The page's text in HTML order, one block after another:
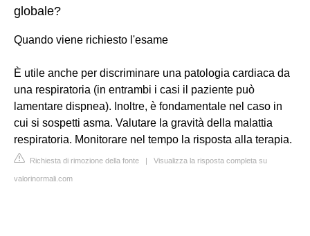
globale?
Quando viene richiesto l'esame
È utile anche per discriminare una patologia cardiaca da
una respiratoria (in entrambi i casi il paziente può
lamentare dispnea). Inoltre, è fondamentale nel caso in
cui si sospetti asma. Valutare la gravità della malattia
respiratoria. Monitorare nel tempo la risposta alla terapia.
Richiesta di rimozione della fonte | Visualizza la risposta completa su
valorinormali.com